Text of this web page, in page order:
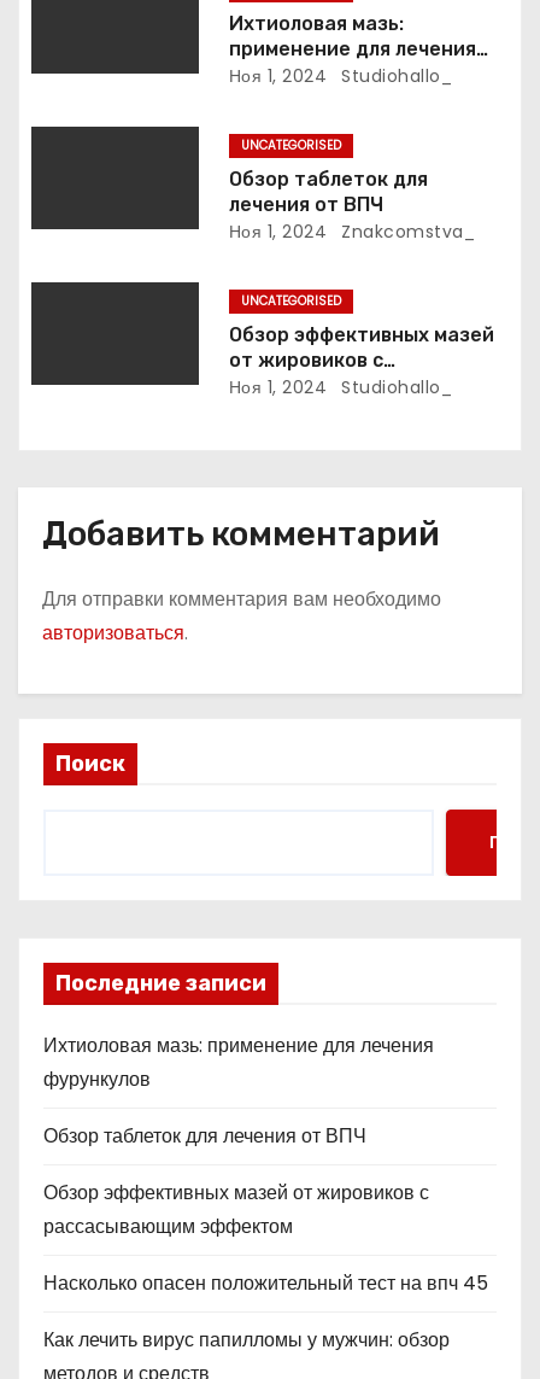
Ихтиоловая мазь:
применение для лечения
фурункулов
Ноя 1, 2024 Studiohallo_
UNCATEGORISED
Обзор таблеток для
лечения от ВПЧ
Ноя 1, 2024 Znakcomstva_
UNCATEGORISED
Обзор эффективных мазей
от жировиков с
рассасывающим эффектом
Ноя 1, 2024 Studiohallo_
Добавить комментарий
Для отправки комментария вам необходимо
авторизоваться.
Поиск
Поиск
Последние записи
Ихтиоловая мазь: применение для лечения
фурункулов
Обзор таблеток для лечения от ВПЧ
Обзор эффективных мазей от жировиков с
рассасывающим эффектом
Насколько опасен положительный тест на впч 45
Как лечить вирус папилломы у мужчин: обзор
методов и средств